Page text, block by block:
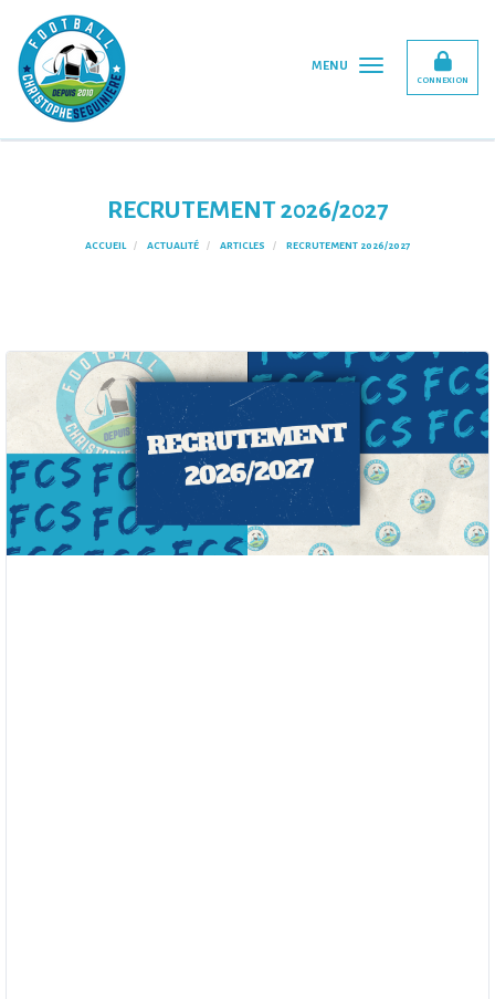
CONNEXION
MENU
RECRUTEMENT 2026/2027
ACCUEIL ACTUALITÉ ARTICLES RECRUTEMENT 2026/2027
Panneau de gestion des cookies